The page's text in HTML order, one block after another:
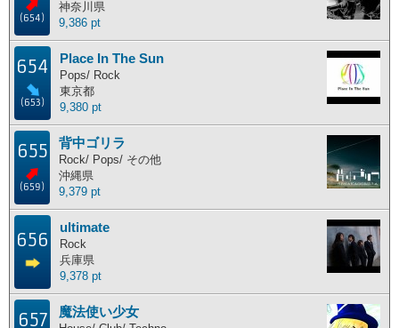
(654)
神奈川県
9,386 pt
654
(653)
Place In The Sun
Pops/ Rock
東京都
9,380 pt
655
(659)
背中ゴリラ
Rock/ Pops/ その他
沖縄県
9,379 pt
656
ultimate
Rock
兵庫県
9,378 pt
657 魔法使い少女